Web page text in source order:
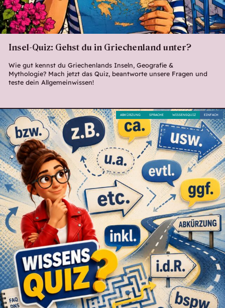
Insel-Quiz: Gehst du in Griechenland unter?
Wie gut kennst du Griechenlands Inseln, Geografie &
Mythologie? Mach jetzt das Quiz, beantworte unsere Fragen und
teste dein Allgemeinwissen!
EINFACH
WISSENSQUIZ
SPRACHE
ABKÜRZUNG